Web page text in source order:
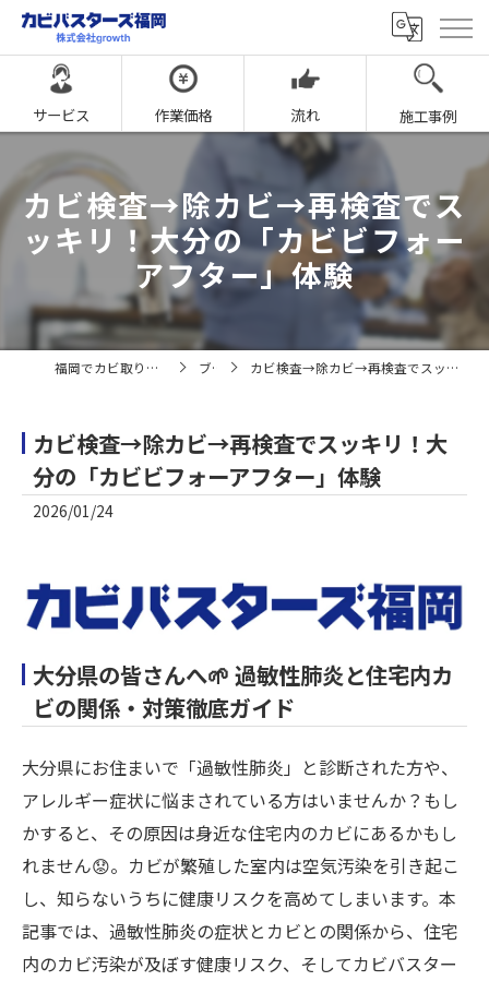
サービス 作業価格 流れ 施工事例
カビ検査→除カビ→再検査でス
ッキリ！大分の「カビビフォー
アフター」体験
福岡でカビ取りならカビバスターズ福岡 ブログ カビ検査→除カビ→再検査でスッキリ！大分の「カビビフォーアフター」体験
カビ検査→除カビ→再検査でスッキリ！大
分の「カビビフォーアフター」体験
2026/01/24
大分県の皆さんへ🌱 過敏性肺炎と住宅内カ
ビの関係・対策徹底ガイド
大分県にお住まいで「過敏性肺炎」と診断された方や、
アレルギー症状に悩まされている方はいませんか？もし
かすると、その原因は身近な住宅内のカビにあるかもし
れません😟。カビが繁殖した室内は空気汚染を引き起こ
し、知らないうちに健康リスクを高めてしまいます。本
記事では、過敏性肺炎の症状とカビとの関係から、住宅
内のカビ汚染が及ぼす健康リスク、そしてカビバスター